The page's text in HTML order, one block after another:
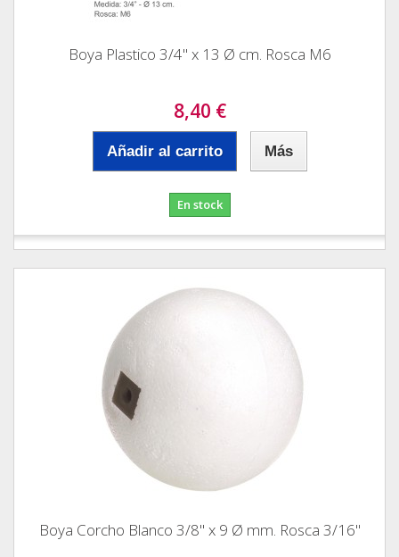
Boya Plastico 3/4" x 13 Ø cm. Rosca M6
8,40 €
Añadir al carrito Más
En stock
Boya Corcho Blanco 3/8" x 9 Ø mm. Rosca 3/16"